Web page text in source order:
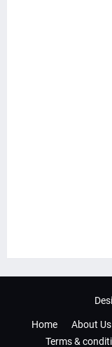
Home About Us
Terms &